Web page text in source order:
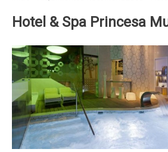
Hotel & Spa Princesa